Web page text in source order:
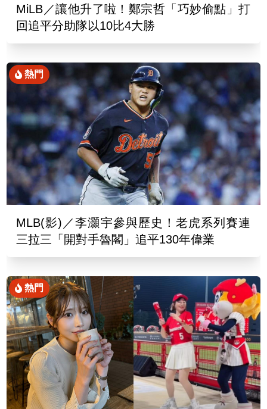
MiLB／讓他升了啦！鄭宗哲「巧妙偷點」打
回追平分助隊以10比4大勝
熱門
MLB(影)／李灝宇參與歷史！老虎系列賽連
三拉三「開對手魯閣」追平130年偉業
熱門